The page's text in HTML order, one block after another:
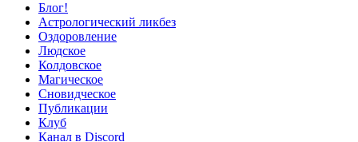
Блог!
Аcтрологический ликбез
Оздоровление
Людское
Колдовское
Магическое
Сновидческое
Публикации
Клуб
Канал в Discord